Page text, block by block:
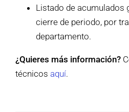
Listado de acumulados
cierre de periodo, por
departamento.
¿Quieres más información?
técnicos aquí.